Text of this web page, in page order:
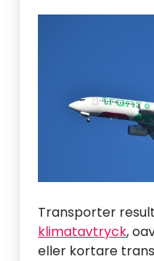
Transporter
klimatavtryck,
eller kortare